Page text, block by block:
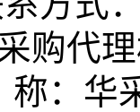
购代
称： 华